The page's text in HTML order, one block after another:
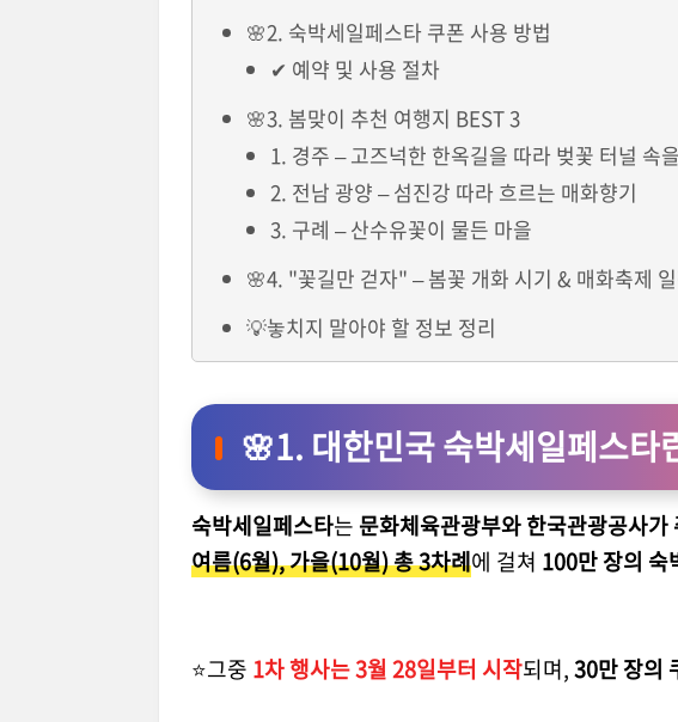
🌸2. 숙박세일페스타 쿠폰 사용 방법
✔ 예약 및 사용 절차
🌸3. 봄맞이 추천 여행지 BEST 3
1. 경주 – 고즈넉한 한옥길을 따라 벚꽃 터널 속
2. 전남 광양 – 섬진강 따라 흐르는 매화향기
3. 구례 – 산수유꽃이 물든 마을
🌸4. "꽃길만 걷자" – 봄꽃 개화 시기 & 매화축제
💡놓치지 말아야 할 정보 정리
🌸1. 대한민국 숙박세일페스타
숙박세일페스타는 문화체육관광부와 한국관광공사
여름(6월), 가을(10월) 총 3차례에 걸쳐 100만 장의 숙
⭐그중 1차 행사는 3월 28일부터 시작되며,30만 장의